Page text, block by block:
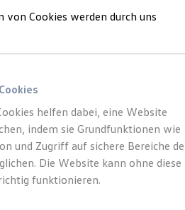
und Gebrauchtwagen
Zertifizierte Gebrauchtwagen
Leasing
Leasing
Leasing
Leasing
Anzahlung
von Cookies werden durch uns
helfen dabei, eine Website
indem sie Grundfunktionen wie
und Zugriff auf sichere Bereiche
Die Website kann ohne diese
funktionieren.